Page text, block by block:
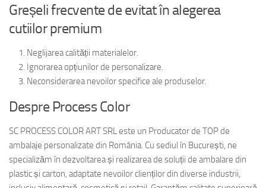
Greșeli frecvente de evitat în alegerea
cutiilor premium
Neglijarea calității materialelor.
Ignorarea opțiunilor de personalizare.
Neconsiderarea nevoilor specifice ale produselor.
Despre Process Color
SC PROCESS COLOR ART SRL este un Producator de TOP de
ambalaje personalizate din România. Cu sediul în București, ne
specializăm în dezvoltarea și realizarea de soluții de ambalare din
plastic și carton, adaptate nevoilor clienților din diverse industrii,